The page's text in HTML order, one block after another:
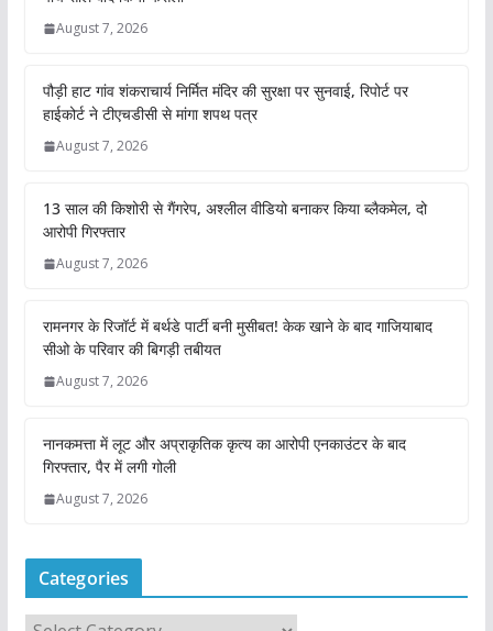
August 7, 2026
पौड़ी हाट गांव शंकराचार्य निर्मित मंदिर की सुरक्षा पर सुनवाई, रिपोर्ट पर
हाईकोर्ट ने टीएचडीसी से मांगा शपथ पत्र
August 7, 2026
13 साल की किशोरी से गैंगरेप, अश्लील वीडियो बनाकर किया ब्लैकमेल, दो
आरोपी गिरफ्तार
August 7, 2026
रामनगर के रिजॉर्ट में बर्थडे पार्टी बनी मुसीबत! केक खाने के बाद गाजियाबाद
सीओ के परिवार की बिगड़ी तबीयत
August 7, 2026
नानकमत्ता में लूट और अप्राकृतिक कृत्य का आरोपी एनकाउंटर के बाद
गिरफ्तार, पैर में लगी गोली
August 7, 2026
Categories